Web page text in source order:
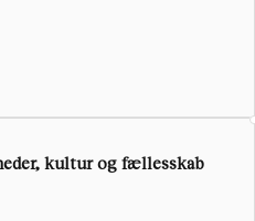
kultur og fællesskab